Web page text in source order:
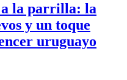
la parrilla: la
y un toque
uruguayo